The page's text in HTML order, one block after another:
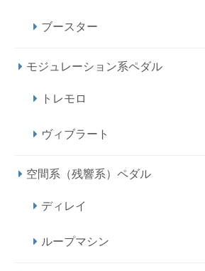
ブースター
モジュレーション系ペダル
トレモロ
ヴィブラート
空間系（残響系）ペダル
ディレイ
ループマシン